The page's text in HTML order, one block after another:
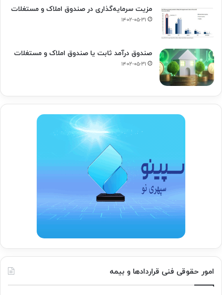
مزیت سرمایه‌گذاری در صندوق املاک و مستغلات
۱۴۰۲-۰۵-۳۱
صندوق درآمد ثابت یا صندوق املاک و مستغلات
۱۴۰۲-۰۵-۳۱
امور حقوقی فنی قراردادها و بیمه